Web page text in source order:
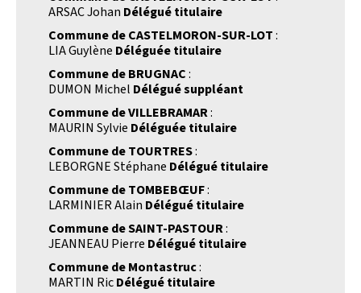
ARSAC Johan Délégué titulaire
Commune de CASTELMORON-SUR-LOT:
LIA Guylène Déléguée titulaire
Commune de BRUGNAC:
DUMON Michel Délégué suppléant
Commune de VILLEBRAMAR:
MAURIN Sylvie Déléguée titulaire
Commune de TOURTRES:
LEBORGNE Stéphane Délégué titulaire
Commune de TOMBEBŒUF:
LARMINIER Alain Délégué titulaire
Commune de SAINT-PASTOUR:
JEANNEAU Pierre Délégué titulaire
Commune de Montastruc:
MARTIN RicDélégué titulaire